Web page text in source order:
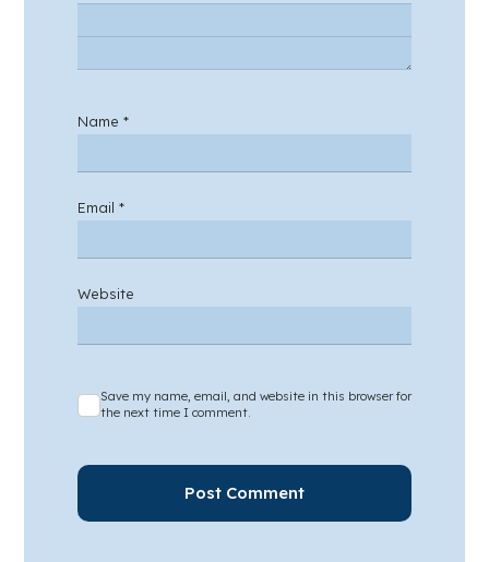
Name *
Email *
Website
Save my name, email, and website in this browser for
the next time I comment.